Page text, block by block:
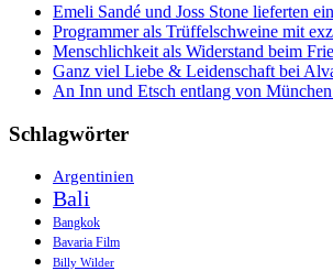
Emeli Sandé und Joss Stone lieferten
Programmer als Trüffelschweine mit
Menschlichkeit als Widerstand beim
Ganz viel Liebe & Leidenschaft bei
An Inn und Etsch entlang von München
Schlagwörter
Argentinien
Bali
Bangkok
Bavaria Film
Billy Wilder